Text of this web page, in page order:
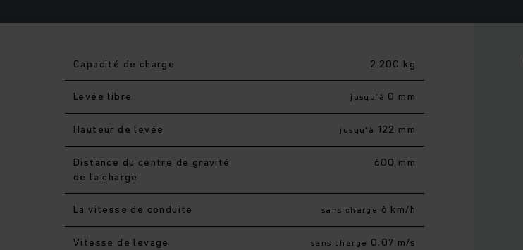
Capacité de charge 2 200 kg
Levée libre jusqu’à 0 mm
Hauteur de levée jusqu’à 122 mm
Distance du centre de gravité
de la charge
600 mm
La vitesse de conduite sans charge 6 km/h
Vitesse de levage sans charge 0,07 m/s